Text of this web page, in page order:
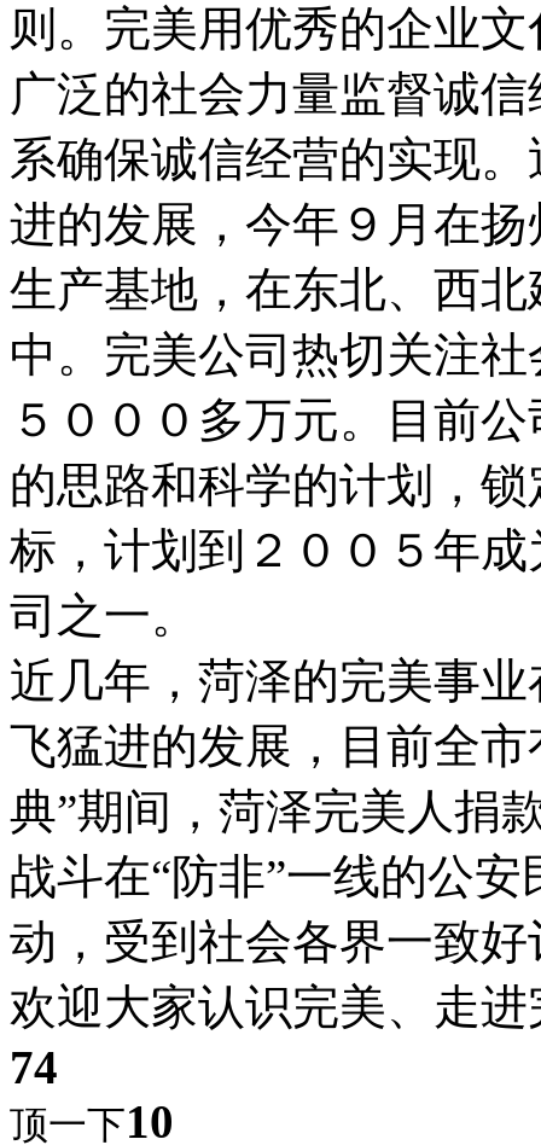
则。完美用优秀的企业
广泛的社会力量监督诚
系确保诚信经营的实现
进的发展，今年９月在
生产基地，在东北、西
中。完美公司热切关注
５０００多万元。目前
的思路和科学的计划，
标，计划到２００５年
司之一。
近几年，菏泽的完美事
飞猛进的发展，目前全
典”期间，菏泽完美人捐
战斗在“防非”一线的公
动，受到社会各界一致好
欢迎大家认识完美、走
74
顶一下10